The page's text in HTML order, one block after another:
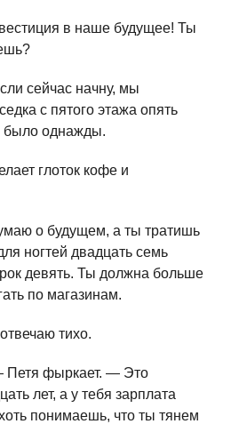
в наше будущее! Ты
сейчас начну, мы
с пятого этажа опять
было однажды.
глоток кофе и
о будущем, а ты тратишь
ногтей двадцать семь
девять. Ты должна больше
по магазинам.
тихо.
Петя фыркает. — Это
лет, а у тебя зарплата
понимаешь, что ты тянем